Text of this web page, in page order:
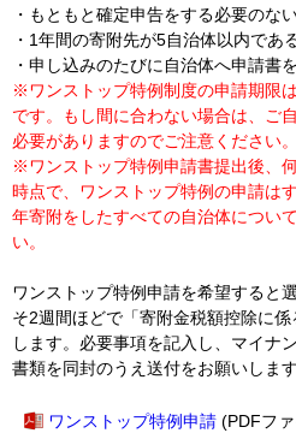
・もともと確定申告をする必要のな
・1年間の寄附先が5自治体以内であ
・申し込みのたびに自治体へ申請書
※ワンストップ特例制度の申請期限
です。もし間に合わない場合は、ご
必要がありますのでご注意ください。
※ワンストップ特例申請書提出後、
時点で、ワンストップ特例の申請は
年寄附をしたすべての自治体につい
い。
ワンストップ特例申請を希望すると
そ2週間ほどで「寄附金税額控除に
します。必要事項を記入し、マイナ
書類を同封のうえ送付をお願いします
ワンストップ特例申請 (PDFフ